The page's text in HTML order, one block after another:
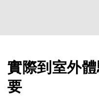
實際到室外
要